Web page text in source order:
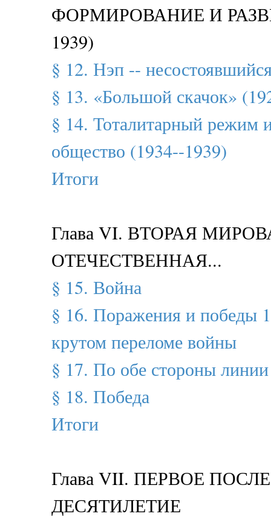
ФОРМИРОВАНИЕ И
1939)
§ 12. Нэп --
§ 13. «Большой скачок»
§ 14. Тоталитарный режим
общество (1934--1939)
Итоги
Глава VI. ВТОРАЯ
ОТЕЧЕСТВЕННАЯ...
§ 15. Война
§ 16. Поражения и победы
крутом переломе войны
§ 17. По обе стороны
§ 18. Победа
Итоги
Глава VII. ПЕРВОЕ
ДЕСЯТИЛЕТИЕ